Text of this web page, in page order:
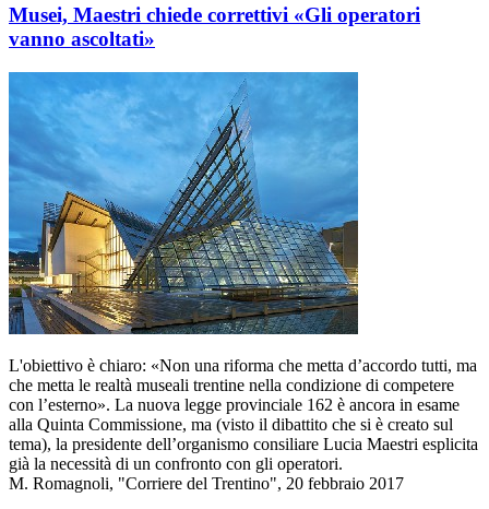
Musei, Maestri chiede correttivi «Gli operatori
vanno ascoltati»
L'obiettivo è chiaro: «Non una riforma che metta d’accordo tutti, ma
che metta le realtà museali trentine nella condizione di competere
con l’esterno». La nuova legge provinciale 162 è ancora in esame
alla Quinta Commissione, ma (visto il dibattito che si è creato sul
tema), la presidente dell’organismo consiliare Lucia Maestri esplicita
già la necessità di un confronto con gli operatori.
M. Romagnoli, "Corriere del Trentino", 20 febbraio 2017